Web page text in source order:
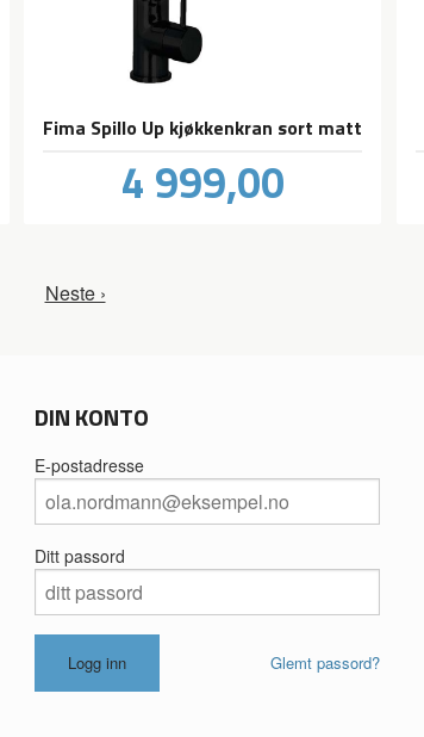
Fima Spillo Up kjøkkenkran sort matt
Pris
4 999,00inkl.
mva.
Neste ›
DIN KONTO
E-postadresse
Ditt passord
Glemt passord?